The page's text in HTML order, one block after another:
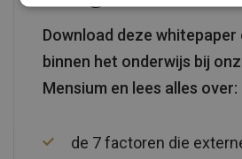
Download deze
binnen het onderwijs bij
Mensium en lees alles over:
de 7 factoren die